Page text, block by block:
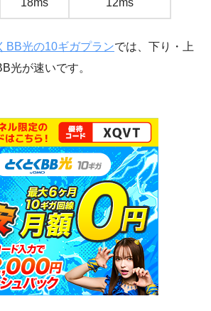
BB光の10ギガプランでは、 下り・上
光が速いです。